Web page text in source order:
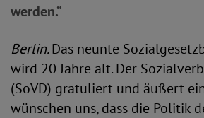
werden.“
Berlin.Das neunte
wird 20 Jahre alt. Der
(SoVD) gratuliert und äußert
wünschen uns, dass die Politik